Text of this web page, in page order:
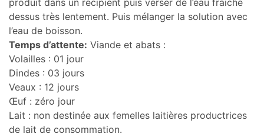
produit dans un récipient puis verser de l’eau fraiche
dessus très lentement. Puis mélanger la solution avec
l’eau de boisson.
Temps d’attente: Viande et abats :
Volailles : 01 jour
Dindes : 03 jours
Veaux : 12 jours
Œuf : zéro jour
Lait : non destinée aux femelles laitières productrices
de lait de consommation.